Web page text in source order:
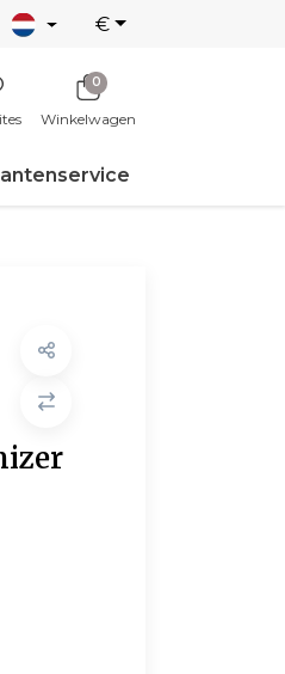
€
0
Winkelwagen